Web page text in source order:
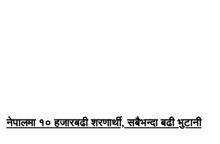
नेपालमा १० हजारबढी शरणार्थी, सबैभन्दा बढी भुटानी